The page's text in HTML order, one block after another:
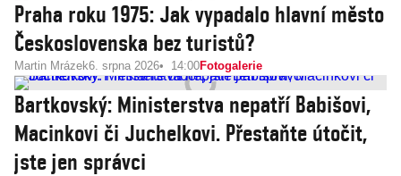
Praha roku 1975: Jak vypadalo hlavní město
Československa bez turistů?
Martin Mrázek6. srpna 2026 14:00Fotogalerie
Bartkovský: Ministerstva nepatří Babišovi,
Macinkovi či Juchelkovi. Přestaňte útočit,
jste jen správci